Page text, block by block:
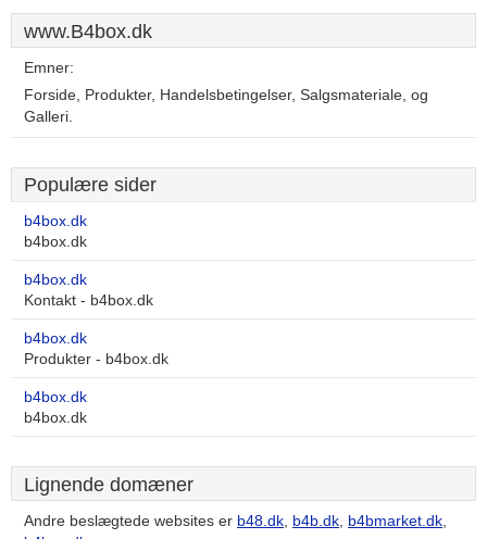
www.B4box.dk
Emner:
Forside, Produkter, Handelsbetingelser, Salgsmateriale, og
Galleri.
Populære sider
b4box.dk
b4box.dk
b4box.dk
Kontakt - b4box.dk
b4box.dk
Produkter - b4box.dk
b4box.dk
b4box.dk
Lignende domæner
Andre beslægtede websites er b48.dk, b4b.dk, b4bmarket.dk,